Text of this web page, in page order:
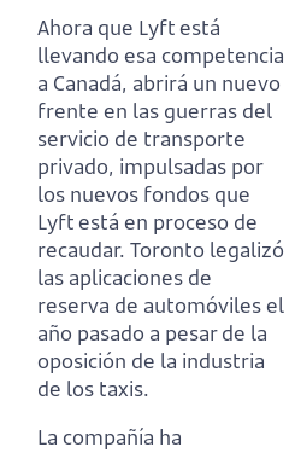
Ahora que Lyft está
llevando esa competencia
a Canadá, abrirá un nuevo
frente en las guerras del
servicio de transporte
privado, impulsadas por
los nuevos fondos que
Lyft está en proceso de
recaudar. Toronto legalizó
las aplicaciones de
reserva de automóviles el
año pasado a pesar de la
oposición de la industria
de los taxis.
La compañía ha